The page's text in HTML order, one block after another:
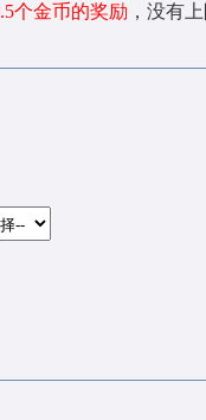
个金币的奖励 ，没有